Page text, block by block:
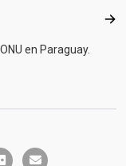
en Paraguay.
envelope